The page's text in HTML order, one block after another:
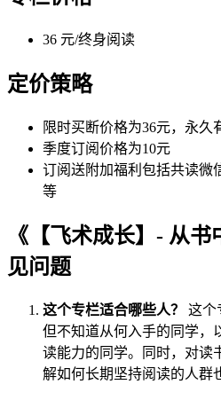
36 元/终身阅读
定价策略
限时买断价格为36元，永久
季度订阅价格为10元
订阅送附加福利包括共读微
等
《【飞术成长】- 从
见问题
这个专栏适合哪些人？
这个
但不知道从何入手的同学，
读能力的同学。同时，对读
解如何长期坚持阅读的人群